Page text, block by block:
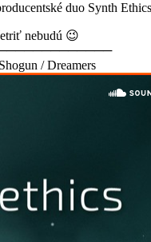
duo Synth
nebudú 😉
/ Dreamers